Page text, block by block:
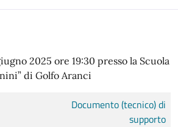
2025 ore 19:30 presso la Scuola
di Golfo Aranci
Documento (tecnico) di
supporto